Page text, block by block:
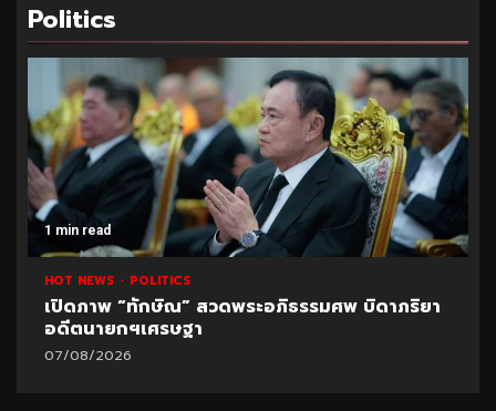
Politics
1 min read
HOT NEWS POLITICS
เปิดภาพ “ทักษิณ” สวดพระอภิธรรมศพ บิดาภริยา
อดีตนายกฯเศรษฐา
07/08/2026